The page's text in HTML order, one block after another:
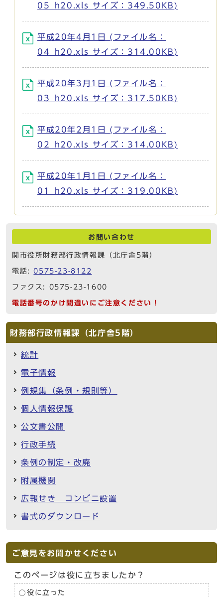
05_h20.xls サイズ：349.50KB)
平成20年4月1日 (ファイル名：
04_h20.xls サイズ：314.00KB)
平成20年3月1日 (ファイル名：
03_h20.xls サイズ：317.50KB)
平成20年2月1日 (ファイル名：
02_h20.xls サイズ：314.00KB)
平成20年1月1日 (ファイル名：
01_h20.xls サイズ：319.00KB)
お問い合わせ
関市役所財務部行政情報課（北庁舎5階）
電話:0575-23-8122
ファクス: 0575-23-1600
電話番号のかけ間違いにご注意ください！
財務部行政情報課（北庁舎5階）
統計
電子情報
例規集（条例・規則等）
個人情報保護
公文書公開
行政手続
条例の制定・改廃
附属機関
広報せき コンビニ設置
書式のダウンロード
ご意見をお聞かせください
このページは役に立ちましたか？
役に立った